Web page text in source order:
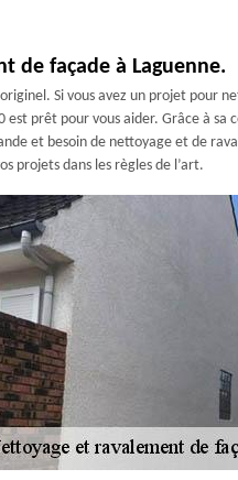
de façade à Laguenne.
Si vous avez un projet pour
prêt pour vous aider. Grâce à sa
et besoin de nettoyage et de
projets dans les règles de l’art.